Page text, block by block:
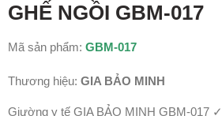
GHẾ NGỒI GBM-017
Mã sản phẩm: GBM-017
Thương hiệu: GIA BẢO MINH
Giường y tế GIA BẢO MINH GBM-017